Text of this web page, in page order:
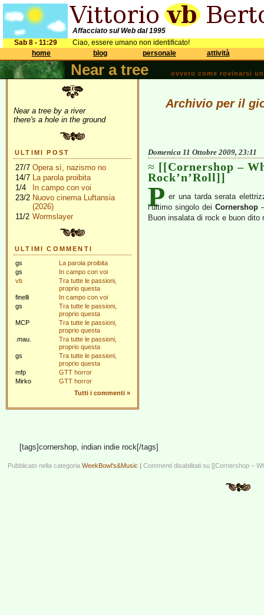
Affacciato sul Web dal 1995
Sab 8 - 11:29
Ciao, essere umano non identificato!
home
blog personale attività
Near a tree ovvero come rovinarsi
Near a tree by a river
there's a hole in the ground
ULTIMI POST
27/7 Opera sì, nazismo no
14/7 La parola proibita
1/4
In campo con voi
23/2 Nuovo cinema Luftansia
(2026)
11/2 Wormslayer
ULTIMI COMMENTI
gs
La parola proibita
gs
In campo con voi
vb
Tra tutte le passioni,
proprio questa
finelli
In campo con voi
gs
Tra tutte le passioni,
proprio questa
MCP
Tra tutte le passioni,
proprio questa
.mau.
Tra tutte le passioni,
proprio questa
gs
Tra tutte le passioni,
proprio questa
mfp
GTT horror
Mirko
GTT horror
Tutti i commenti »
Archivio per il
Domenica 11 Ottobre 2009, 23:11
[[Cornershop –
Rock’n’Roll]]
P er una tarda serata
l’ultimo singolo dei Cornershop
Buon insalata di rock e buon dito
[tags]cornershop, indian indie rock[/tags]
Pubblicato nella categoria WeekBowl's&Music | Commenti disabilitati su [[Cornershop –